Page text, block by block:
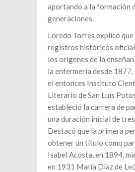
aportando a la formación
generaciones.
Loredo Torres explicó que
registros históricos
los orígenes de la
la enfermería desde 1877,
el entonces Instituto
Literario de San Luis
estableció la carrera de
una duración inicial de
Destacó que la primera
obtener un título como
Isabel Acosta, en 1894,
en 1931 María Díaz de